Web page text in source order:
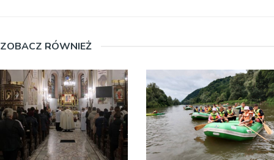
ZOBACZ RÓWNIEŻ